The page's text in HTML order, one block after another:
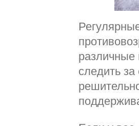
различные
следить